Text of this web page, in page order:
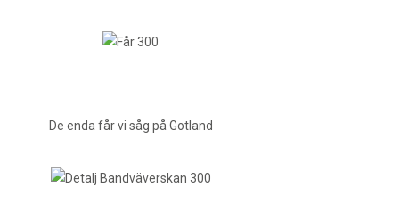
De enda får vi såg på Gotland